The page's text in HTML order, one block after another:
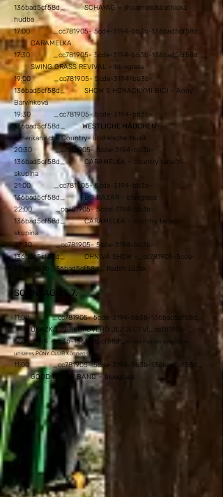
136bad5cf58d_ SCHAYAG – jihoamerická etnická
hudba
17:00 _cc781905- 5cde-3194-bb3b-136bad5cf58d_
CARAMELKA
17:30 _cc781905- 5cde-3194-bb3b-136bad5cf58d_
SWING GRASS REVIVAL – bluegrass
19:00 _cc781905- 5cde-3194-bb3b-
136bad5cf58d_ SHOW S HONÁCKÝMI BIČI - Anny
Barvínková
19:30 _cc781905- 5cde-3194-bb3b-
136bad5cf58d_WESTLICHE MÄDCHEN
Amerikanische Country- und irische Musik
20:30 _cc781905- 5cde-3194-bb3b-
136bad5cf58d_ CARAMELKA – country taneční
skupina
21:00 _cc781905- 5cde-3194-bb3b-
136bad5cf58d_ BG BAZAR - bluegrass
22:00 _cc781905- 5cde-3194-bb3b-
136bad5cf58d_ CARAMELKA - country taneční
skupina
22:30 _cc781905- 5cde-3194-bb3b-
136bad5cf58d_ OHNIVÁ SHOW -_cc781905-5cde-
3194-bb3b-136bad5cf58d_ Radim Lůžek
SONNTAG 25.7.
11:00 _cc781905- 5cde-3194-bb3b-136bad5cf58d_
UKÁZKA PARKUROVÉHO JEZDECTVÍ_cc781905-
5cde-3194 -bb3b-136bad5cf58d_
in den Pausen eine Show
unseres PONY CLUB Könnens
11:00 _cc781905- 5cde-3194-bb3b-136bad5cf58d_
GOOD WATER BAND – bluegrass